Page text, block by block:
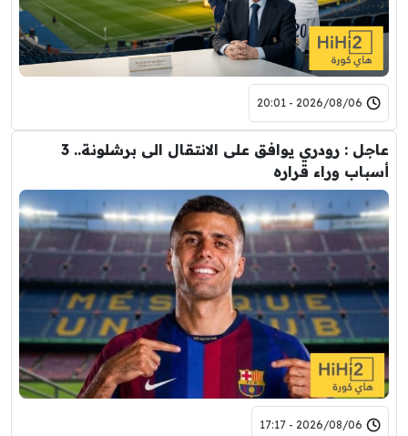
2026/08/06 - 20:01
عاجل : رودري يوافق على الانتقال الى برشلونة.. 3
أسباب وراء قراره
2026/08/06 - 17:17